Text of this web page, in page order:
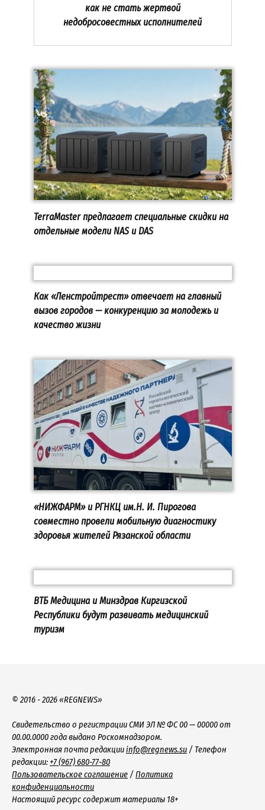
как не стать жертвой
недобросовестных исполнителей
TerraMaster предлагает специальные скидки на
отдельные модели NAS и DAS
Как «Ленстройтрест» отвечает на главный
вызов городов — конкуренцию за молодежь и
качество жизни
«НИЖФАРМ» и РГНКЦ им.Н. И. Пирогова
совместно провели мобильную диагностику
здоровья жителей Рязанской области
ВТБ Медицина и Минздрав Киргизской
Республики будут развивать медицинский
туризм
© 2016 - 2026 «REGNEWS»
Свидетельство о регистрации СМИ ЭЛ № ФС 00 — 00000 от
00.00.0000 года выдано Роскомнадзором.
Электронная почта редакцииinfo@regnews.su / Телефон
редакции: +7 (967) 680-77-80
Пользовательское соглашение / Политика
конфиденциальности
Настоящий ресурс содержит материалы 18+